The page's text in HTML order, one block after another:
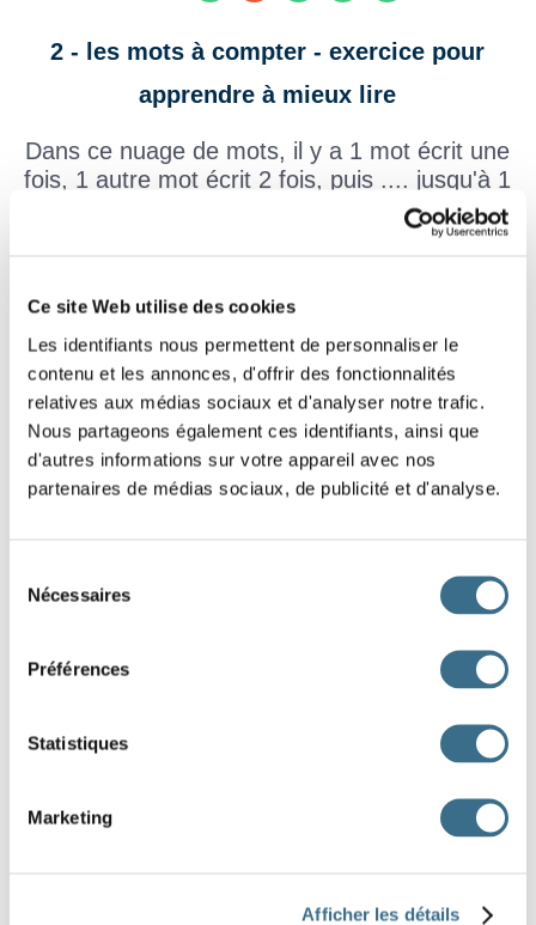
Ce site Web utilise des cookies
Les identifiants nous permettent de personnaliser le
contenu et les annonces, d'offrir des fonctionnalités
relatives aux médias sociaux et d'analyser notre trafic.
Nous partageons également ces identifiants, ainsi que
d'autres informations sur votre appareil avec nos
partenaires de médias sociaux, de publicité et d'analyse.
Nécessaires
Préférences
Statistiques
Marketing
Afficher les détails
2 - les mots à compter - exercice pour
apprendre à mieux lire
Dans ce nuage de mots, il y a 1 mot écrit une
fois, 1 autre mot écrit 2 fois, puis .... jusqu'à 1
À toi de les trouver et de les écrire dans la
Écris en lettres majuscules.
BAGUE
BAHUTBARBE
BEIGE BATONBAGNE BALAI
BEIGE
BALAI BEIGE BANAL BATON
BARBE
BEIGE BATONBACHE BATON BANAL BEIGE
BARBE BAGUE BEIGE BEIGE BARBE BALAI
1 X
7 X